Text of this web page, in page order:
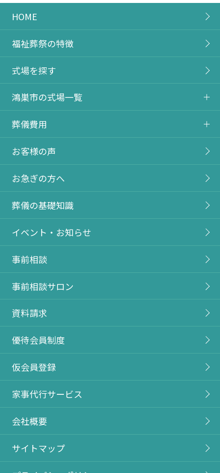
HOME
福祉葬祭の特徴
式場を探す
鴻巣市の式場一覧
葬儀費用
お客様の声
お急ぎの方へ
葬儀の基礎知識
イベント・お知らせ
事前相談
事前相談サロン
資料請求
優待会員制度
仮会員登録
家事代行サービス
会社概要
サイトマップ